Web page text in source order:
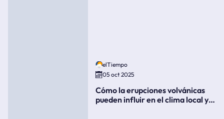
elTiempo
05 oct 2025
Cómo la erupciones volvánicas
pueden influir en el clima local y